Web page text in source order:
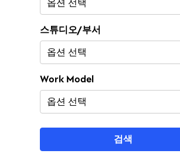
스튜디오/부서
Work Model
검색